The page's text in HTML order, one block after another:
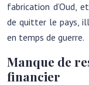
fabrication d’Oud,
de quitter le pays,
en temps de guerre.
Manque de
financier